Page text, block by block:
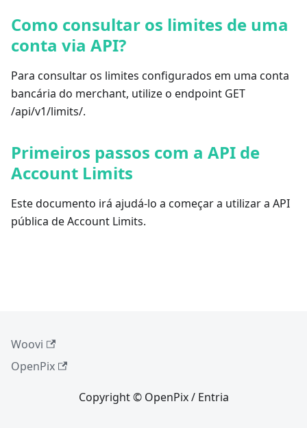
Como consultar os limites de uma
conta via API?
Para consultar os limites configurados em uma conta
bancária do merchant, utilize o endpoint GET
/api/v1/limits/.
Primeiros passos com a API de
Account Limits
Este documento irá ajudá-lo a começar a utilizar a API
pública de Account Limits.
Woovi
OpenPix
Copyright © OpenPix / Entria